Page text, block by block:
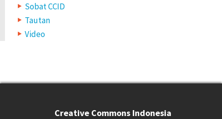
Sobat CCID
Tautan
Video
Creative Commons Indonesia